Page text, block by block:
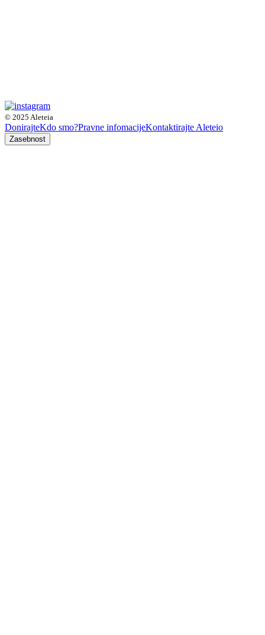
© 2025 Aleteia
DonirajteKdo smo?Pravne infomacijeKontaktirajte Aleteio
Zasebnost